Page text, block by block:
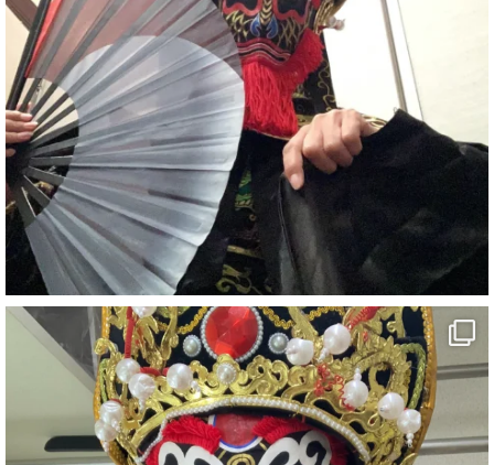
#余興
2 X
さらに読み込む